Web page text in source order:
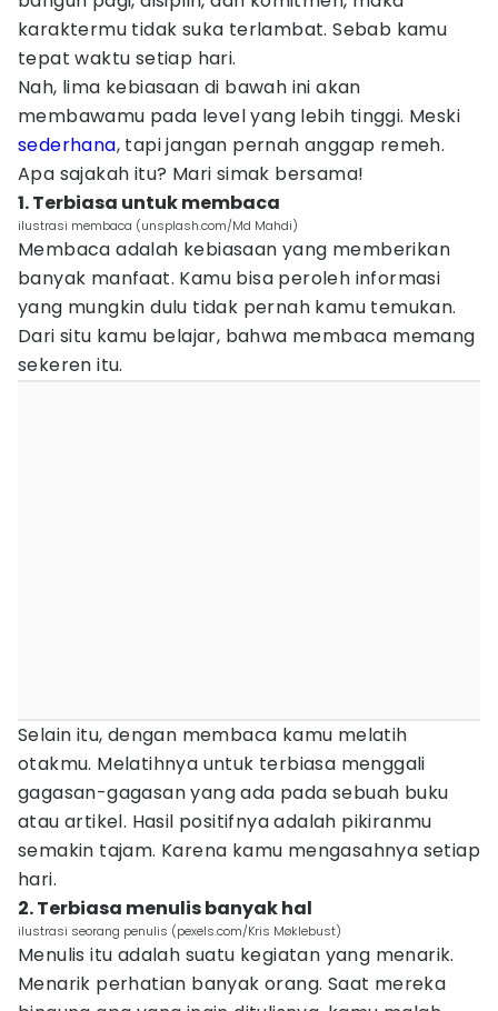
karaktermu tidak suka terlambat. Sebab kamu
tepat waktu setiap hari.
Nah, lima kebiasaan di bawah ini akan
membawamu pada level yang lebih tinggi. Meski
sederhana, tapi jangan pernah anggap remeh.
Apa sajakah itu? Mari simak bersama!
1. Terbiasa untuk membaca
ilustrasi membaca (unsplash.com/Md Mahdi)
Membaca adalah kebiasaan yang memberikan
banyak manfaat. Kamu bisa peroleh informasi
yang mungkin dulu tidak pernah kamu temukan.
Dari situ kamu belajar, bahwa membaca memang
sekeren itu.
Selain itu, dengan membaca kamu melatih
otakmu. Melatihnya untuk terbiasa menggali
gagasan-gagasan yang ada pada sebuah buku
atau artikel. Hasil positifnya adalah pikiranmu
semakin tajam. Karena kamu mengasahnya setiap
hari.
2. Terbiasa menulis banyak hal
ilustrasi seorang penulis (pexels.com/Kris Møklebust)
Menulis itu adalah suatu kegiatan yang menarik.
Menarik perhatian banyak orang. Saat mereka